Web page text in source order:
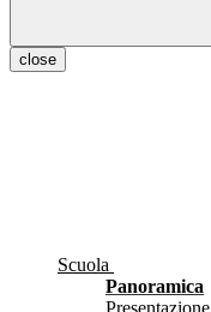
close
Scuola
Panoramica